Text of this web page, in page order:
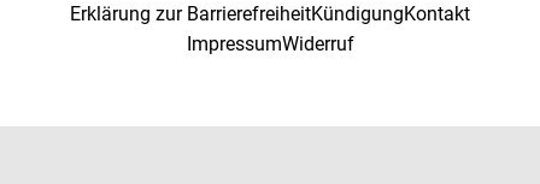
Erklärung zur BarrierefreiheitKündigungKontakt
ImpressumWiderruf